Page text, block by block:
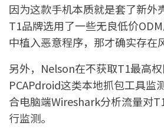
因为这款手机本质就是套了新外
T1品牌选用了一些无良低价
中植入恶意程序，那才确实存在
另外，Nelson在不获取T1最高
PCAPdroid这类本地抓包工具监
合电脑端Wireshark分析流量
行监测。